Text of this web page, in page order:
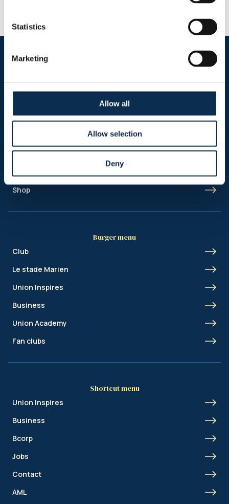
Statistics
Marketing
Allow all
Allow selection
Deny
Sitemap
Header menu
Actualités
Shop
Burger menu
Club
Le stade Marien
Union Inspires
Business
Union Academy
Fan clubs
Shortcut menu
Union Inspires
Business
Bcorp
Jobs
Contact
AML